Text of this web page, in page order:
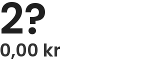
2?
0,00 kr